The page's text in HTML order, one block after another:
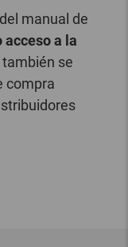
manual de
acceso a la
se
compra